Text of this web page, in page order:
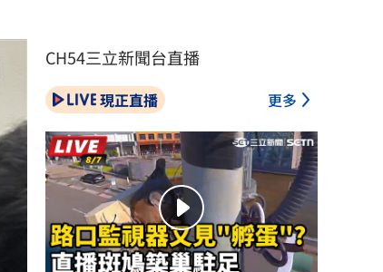
CH54三立新聞台直播
現正直播 更多